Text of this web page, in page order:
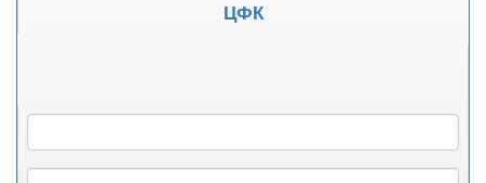
ЦФК